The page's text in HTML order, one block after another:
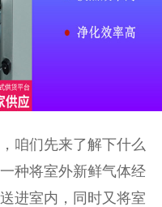
咱们先来了解下什么
种将室外新鲜气体经
进室内，同时又将室